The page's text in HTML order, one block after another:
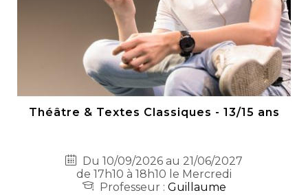
Théâtre & Textes Classiques - 13/15 ans
Du 10/09/2026 au 21/06/2027
de 17h10 à 18h10 le Mercredi
Professeur : Guillaume